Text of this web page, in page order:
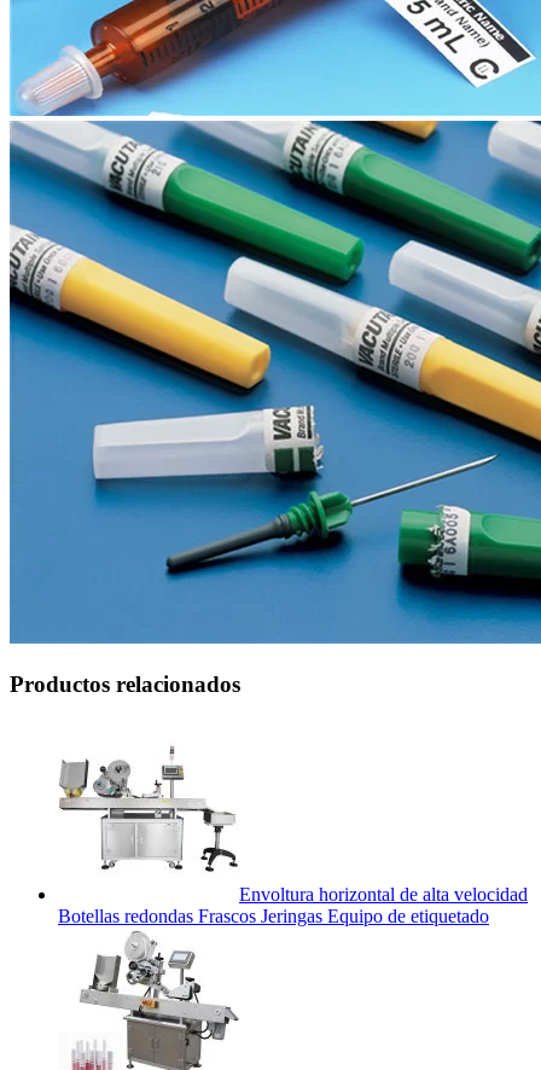
Productos relacionados
Envoltura horizontal de alta velocidad
Botellas redondas Frascos Jeringas Equipo de etiquetado